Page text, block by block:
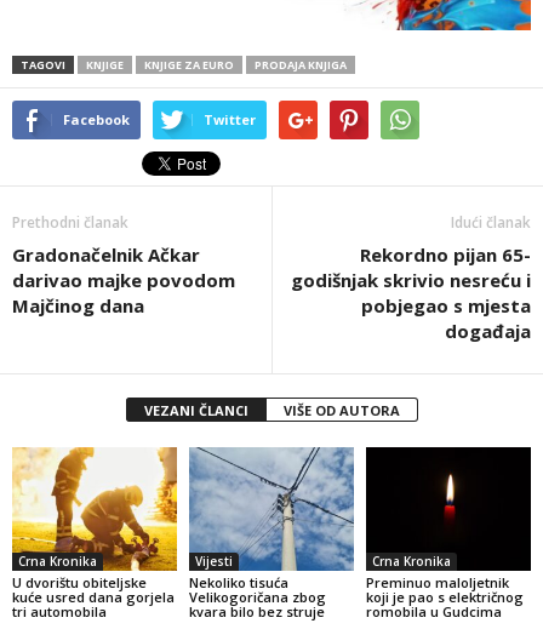
TAGOVI KNJIGE KNJIGE ZA EURO PRODAJA KNJIGA
Facebook Twitter
Prethodni članak
Gradonačelnik Ačkar
darivao majke povodom
Majčinog dana
Idući članak
Rekordno pijan 65-
godišnjak skrivio nesreću i
pobjegao s mjesta
događaja
VEZANI ČLANCI VIŠE OD AUTORA
Crna Kronika
U dvorištu obiteljske
kuće usred dana gorjela
tri automobila
Vijesti
Nekoliko tisuća
Velikogoričana zbog
kvara bilo bez struje
Crna Kronika
Preminuo maloljetnik
koji je pao s električnog
romobila u Gudcima